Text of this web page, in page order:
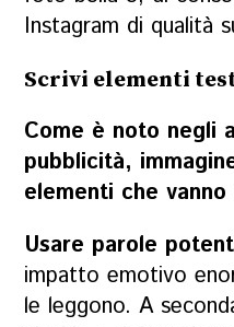
Instagram di qualità
Scrivi elementi
Come è noto negli
pubblicità,
elementi che
Usare parole
impatto emotivo
le leggono. A